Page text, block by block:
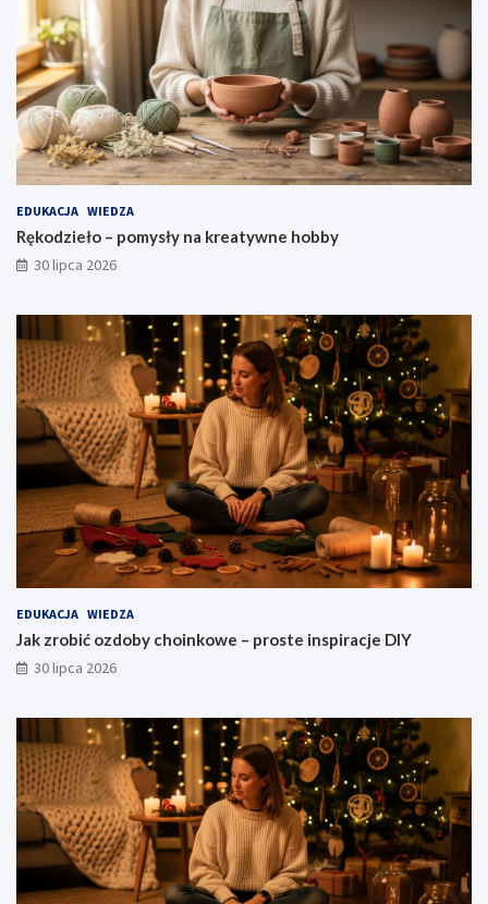
EDUKACJA WIEDZA
Rękodzieło – pomysły na kreatywne hobby
30 lipca 2026
EDUKACJA WIEDZA
Jak zrobić ozdoby choinkowe – proste inspiracje DIY
30 lipca 2026